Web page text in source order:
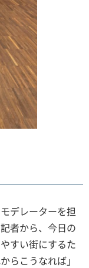
デレーターを担
者から、今日の
すい街にするた
らこうなれば」